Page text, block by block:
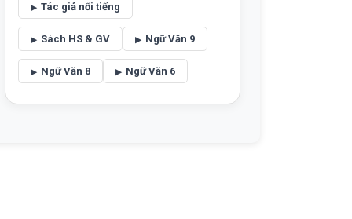
Tác giả nổi tiếng
Sách HS & GV Ngữ Văn 9
Ngữ Văn 8 Ngữ Văn 6